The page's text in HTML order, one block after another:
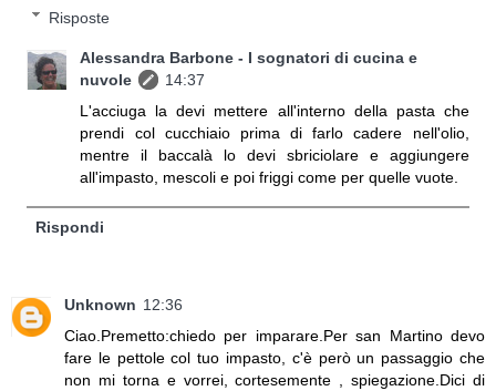
Risposte
Alessandra Barbone - I sognatori di cucina e
nuvole
14:37
L'acciuga la devi mettere all'interno della pasta che
prendi col cucchiaio prima di farlo cadere nell'olio,
mentre il baccalà lo devi sbriciolare e aggiungere
all'impasto, mescoli e poi friggi come per quelle vuote.
Rispondi
Unknown 12:36
Ciao.Premetto:chiedo per imparare.Per san Martino devo
fare le pettole col tuo impasto, c'è però un passaggio che
non mi torna e vorrei, cortesemente , spiegazione.Dici di